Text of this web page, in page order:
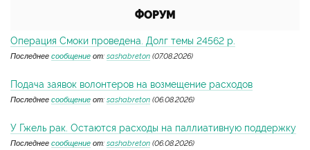
ФОРУМ
Операция Смоки проведена. Долг темы 24562 р.
Последнее сообщение от: sashabreton (07.08.2026)
Подача заявок волонтеров на возмещение расходов
Последнее сообщение от: sashabreton (06.08.2026)
У Гжель рак. Остаются расходы на паллиативную поддержку
Последнее сообщение от: sashabreton (06.08.2026)